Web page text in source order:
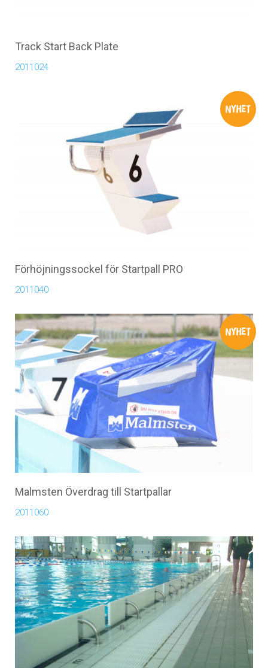
Track Start Back Plate
2011024
Förhöjningssockel för Startpall PRO
2011040
Malmsten Överdrag till Startpallar
2011060